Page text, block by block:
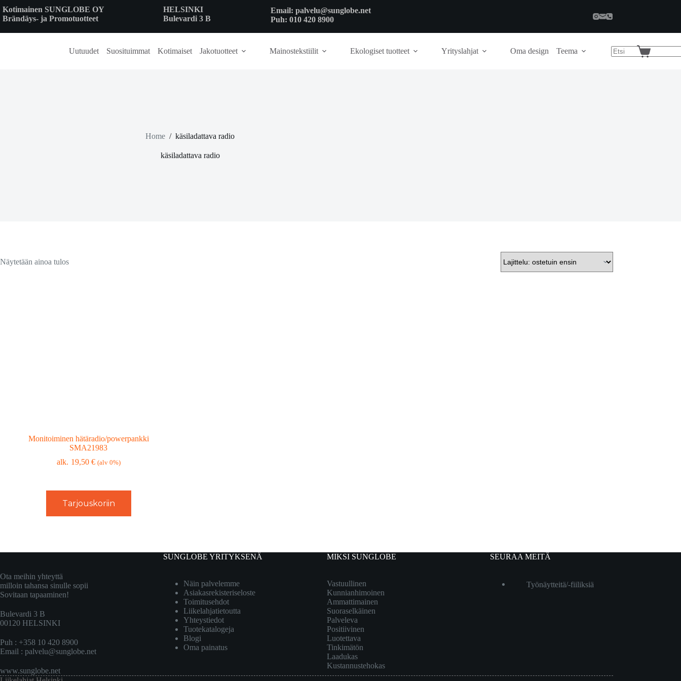
to
content
Kotimainen SUNGLOBE OY
Brändäys- ja Promotuotteet
HELSINKI
Bulevardi 3 B
Email: palvelu@sunglobe.net
Puh: 010 420 8900
Uutuudet Suosituimmat Kotimaiset Jakotuotteet Mainostekstiilit Ekologiset tuotteet Yrityslahjat Oma design Teema
Shopping
Home / käsiladattava radio
käsiladattava radio
Näytetään ainoa tulos
Monitoiminen hätäradio/powerpankki
SMA21983
19,50 € (alv 0%)
Tarjouskoriin
Ota meihin yhteyttä
milloin tahansa sinulle sopii
Sovitaan tapaaminen!
Bulevardi 3 B
00120 HELSINKI
Puh : +358 10 420 8900
Email : palvelu@sunglobe.net
www.sunglobe.net
SUNGLOBE YRITYKSENÄ
Näin palvelemme
Asiakasrekisteriseloste
Toimitusehdot
Liikelahjatietoutta
Yhteystiedot
Tuotekatalogeja
Blogi
Oma painatus
MIKSI SUNGLOBE
Vastuullinen
Kunnianhimoinen
Ammattimainen
Suoraselkäinen
Palveleva
Positiivinen
Luotettava
Tinkimätön
Laadukas
Kustannustehokas
SEURAA MEITÄ
Työnäytteitä/-fiiliksiä